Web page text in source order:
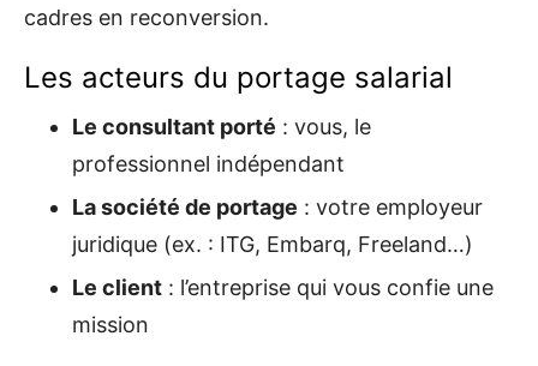
cadres en reconversion.
Les acteurs du portage salarial
Le consultant porté : vous, le
professionnel indépendant
La société de portage : votre employeur
juridique (ex. : ITG, Embarq, Freeland…)
Le client : l’entreprise qui vous confie une
mission